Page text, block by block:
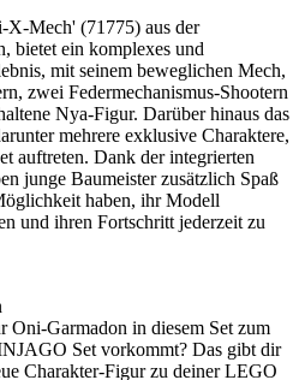
X-Mech' (71775) aus der
bietet ein komplexes und
mit seinem beweglichen Mech,
zwei Federmechanismus-Shootern
Nya-Figur. Darüber hinaus das
mehrere exklusive Charaktere,
auftreten. Dank der integrierten
junge Baumeister zusätzlich Spaß
haben, ihr Modell
und ihren Fortschritt jederzeit zu
Oni-Garmadon in diesem Set zum
Set vorkommt? Das gibt dir
Charakter-Figur zu deiner LEGO